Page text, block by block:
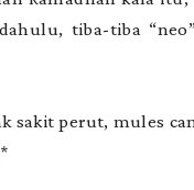
tiba-tiba
sakit perut, mules